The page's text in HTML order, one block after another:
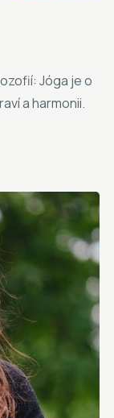
Jóga je o
a harmonii.